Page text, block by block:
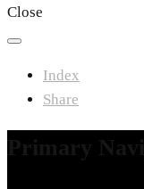
Close
Index
Share